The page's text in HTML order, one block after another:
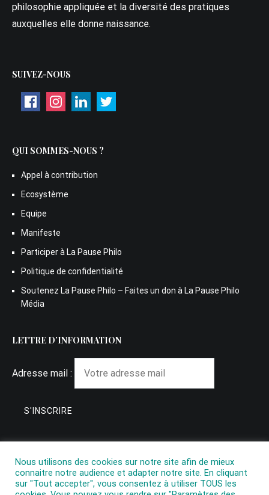
philosophie appliquée et la diversité des pratiques
auxquelles elle donne naissance.
SUIVEZ-NOUS
QUI SOMMES-NOUS ?
Appel à contribution
Ecosystème
Equipe
Manifeste
Participer à La Pause Philo
Politique de confidentialité
Soutenez La Pause Philo – Faites un don à La Pause Philo
Média
LETTRE D’INFORMATION
Adresse mail :
Nous utilisons des cookies sur notre site afin de mieux
connaitre notre audience et adapter notre site. En cliquant
sur "Tout accepter", vous consentez à utiliser TOUS les